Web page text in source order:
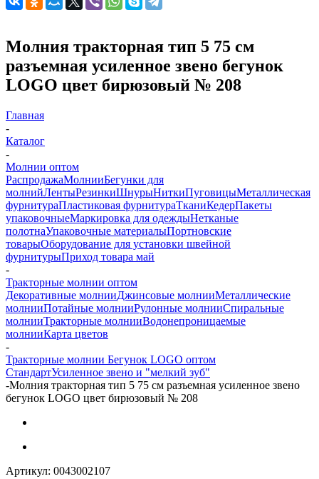
Молния тракторная тип 5 75 см
разъемная усиленное звено бегунок
LOGO цвет бирюзовый № 208
Главная
-
Каталог
-
Молнии оптом
РаспродажаМолнииБегунки для
молнийЛентыРезинкиШнурыНиткиПуговицыМеталлическая
фурнитураПластиковая фурнитураТканиКедерПакеты
упаковочныеМаркировка для одеждыНетканые
полотнаУпаковочные материалыПортновские
товарыОборудование для установки швейной
фурнитурыПриход товара май
-
Тракторные молнии оптом
Декоративные молнииДжинсовые молнииМеталлические
молнииПотайные молнииРулонные молнииСпиральные
молнииТракторные молнииВодонепроницаемые
молнииКарта цветов
-
Тракторные молнии Бегунок LOGO оптом
СтандартУсиленное звено и "мелкий зуб"
-Молния тракторная тип 5 75 см разъемная усиленное звено
бегунок LOGO цвет бирюзовый № 208
Артикул: 0043002107